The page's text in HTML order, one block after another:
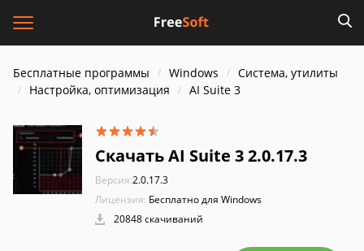
Бесплатные программы Windows
Система, утилиты
Настройка, оптимизация
AI Suite 3
Скачать AI Suite 3 2.0.17.3
Версия:2.0.17.3
Лицензия: Бесплатно для Windows
20848 скачиваний